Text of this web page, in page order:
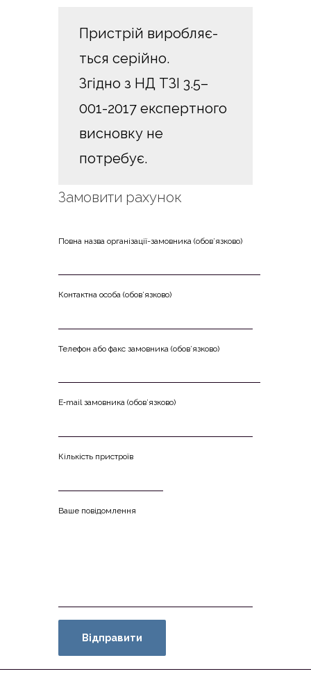
При­стрій виро­бля­є­
ться серійно.
Згі­дно з НД ТЗІ 3.5–
001-2017 екс­пер­тно­го
виснов­ку не
потребує.
Замо­ви­ти рахунок
Пов­на назва орга­ні­за­ції-замов­ни­ка (обо­в’яз­ко­во)
Кон­та­ктна осо­ба (обо­в’яз­ко­во)
Теле­фон або факс замов­ни­ка (обо­в’яз­ко­во)
Е‑mail замов­ни­ка (обо­в’яз­ко­во)
Кіль­кість пристроїв
Ваше повідомлення